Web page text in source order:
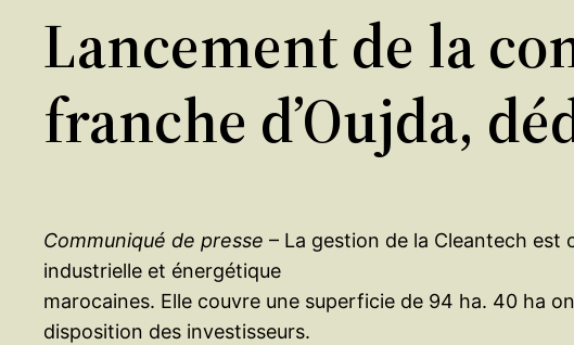
Lancement de la
franche d’Oujda,
Communiqué de presse – La gestion de la Cleantech est
industrielle et énergétique
marocaines. Elle couvre une superficie de 94 ha. 40 ha
disposition des investisseurs.